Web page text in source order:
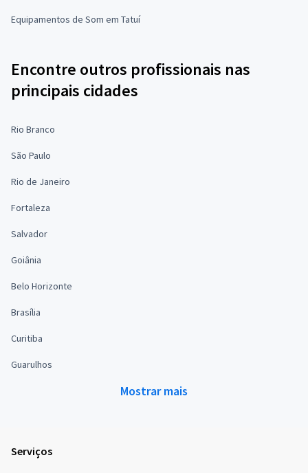
Equipamentos de Som em Tatuí
Encontre outros profissionais nas
principais cidades
Rio Branco
São Paulo
Rio de Janeiro
Fortaleza
Salvador
Goiânia
Belo Horizonte
Brasília
Curitiba
Guarulhos
Mostrar mais
Serviços